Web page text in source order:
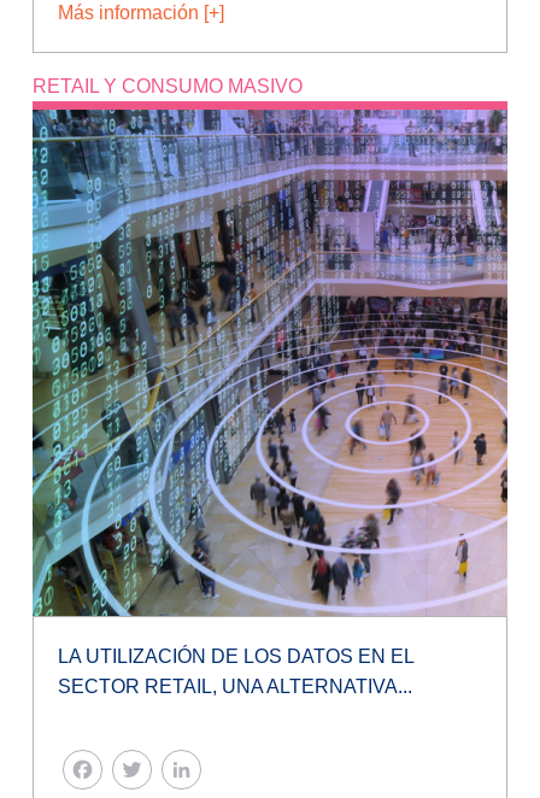
Más información [+]
RETAIL Y CONSUMO MASIVO
LA UTILIZACIÓN DE LOS DATOS EN EL
SECTOR RETAIL, UNA ALTERNATIVA...
FACEBOOK
TWITTER